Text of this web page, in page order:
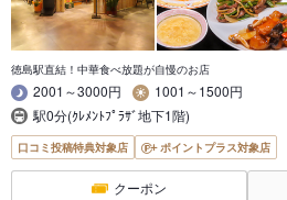
徳島駅直結！中華食べ放題が自慢のお店
2001～3000円
1001～1500円
駅0分(ｸﾚﾒﾝﾄﾌﾟﾗｻﾞ地下1階)
口コミ投稿特典対象店 ポイントプラス対象店
クーポン